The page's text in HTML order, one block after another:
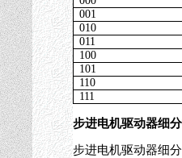
001
010
011
100
101
110
111
步进电机驱动器细
步进电机驱动器细